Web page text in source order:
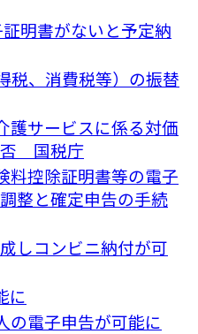
明書がないと予定納
税、消費税等）の振替
護サービスに係る対価
否 国税庁
料控除証明書等の電子
整と確定申告の手続
しコンビニ納付が可
に
の電子申告が可能に